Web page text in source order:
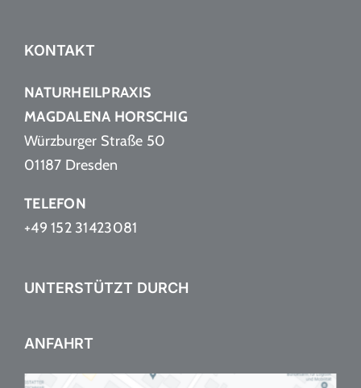
KONTAKT
NATURHEILPRAXIS
MAGDALENA HORSCHIG
Würzburger Straße 50
01187 Dresden
TELEFON
+49 152 31423081
UNTERSTÜTZT DURCH
ANFAHRT